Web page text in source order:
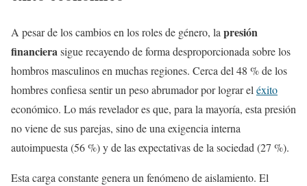
A pesar de los cambios en los roles de género, lapresión
financierasigue recayendo de forma desproporcionada sobre los
hombros masculinos en muchas regiones. Cerca del 48 % de los
hombres confiesa sentir un peso abrumador por lograr eléxito
económico. Lo más revelador es que, para la mayoría, esta presión
no viene de sus parejas, sino de una exigencia interna
autoimpuesta (56 %) y de las expectativas de la sociedad (27 %).
Esta carga constante genera un fenómeno de aislamiento. El